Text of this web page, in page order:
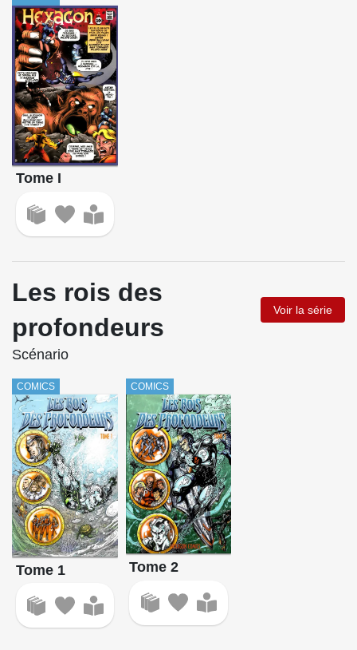
Tome I
Les rois des
profondeurs
Voir la série
Scénario
COMICS
Tome 1
COMICS
Tome 2